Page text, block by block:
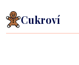
Cukroví